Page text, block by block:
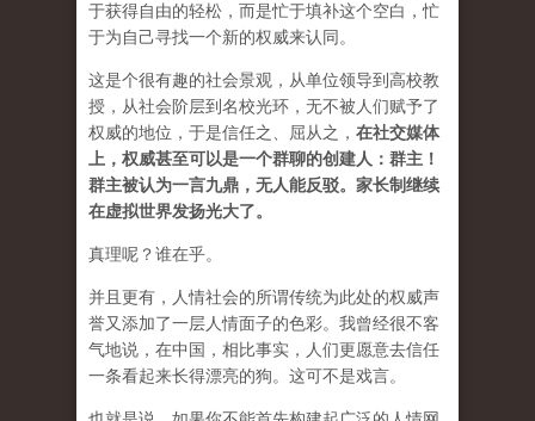
于获得自由的轻松，而是忙于填补这个空白，忙
于为自己寻找一个新的权威来认同。
这是个很有趣的社会景观，从单位领导到高校教
授，从社会阶层到名校光环，无不被人们赋予了
权威的地位，于是信任之、屈从之， 在社交媒体
上，权威甚至可以是一个群聊的创建人：群主！
群主被认为一言九鼎，无人能反驳。家长制继续
在虚拟世界发扬光大了。
真理呢？谁在乎。
并且更有，人情社会的所谓传统为此处的权威声
誉又添加了一层人情面子的色彩。我曾经很不客
气地说，在中国，相比事实，人们更愿意去信任
一条看起来长得漂亮的狗。这可不是戏言。